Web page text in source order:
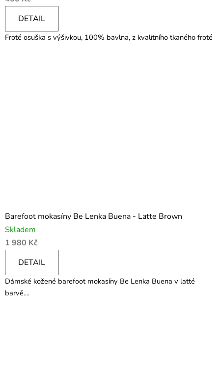
DETAIL
Froté osuška s výšivkou, 100% bavlna, z kvalitního tkaného froté
Barefoot mokasíny Be Lenka Buena - Latte Brown
Skladem
1 980 Kč
DETAIL
Dámské kožené barefoot mokasíny Be Lenka Buena v latté
barvě....